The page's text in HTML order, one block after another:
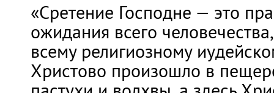
«Сретение Господне — это
ожидания всего
всему религиозному
Христово произошло в